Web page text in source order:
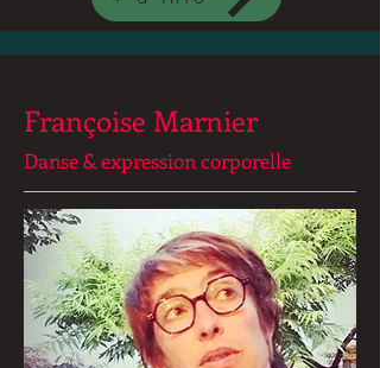
Françoise Marnier
Danse & expression corporelle